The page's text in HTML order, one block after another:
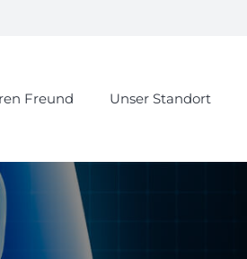
Freund Unser Standort